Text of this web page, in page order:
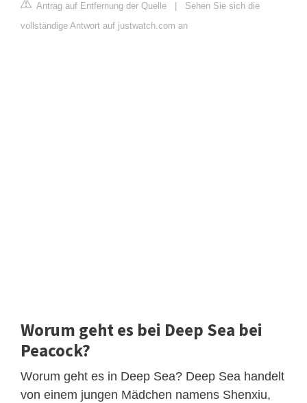
Antrag auf Entfernung der Quelle
Sehen Sie sich die
vollständige Antwort auf justwatch.com an
Worum geht es bei Deep Sea bei
Peacock?
Worum geht es in Deep Sea? Deep Sea handelt
von einem jungen Mädchen namens Shenxiu,